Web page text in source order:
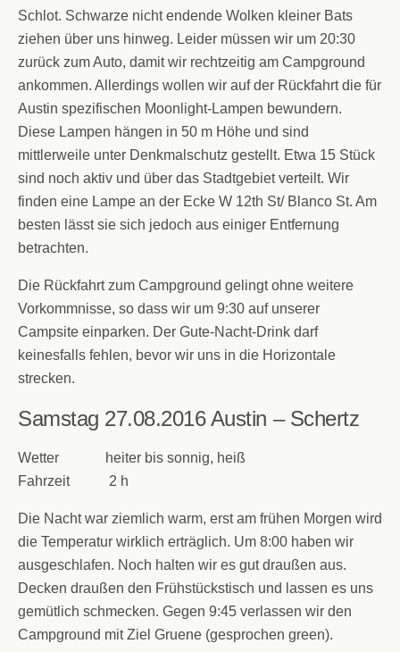
Schlot. Schwarze nicht endende Wolken kleiner Bats
ziehen über uns hinweg. Leider müssen wir um 20:30
zurück zum Auto, damit wir rechtzeitig am Campground
ankommen. Allerdings wollen wir auf der Rückfahrt die für
Austin spezifischen Moonlight-Lampen bewundern.
Diese Lampen hängen in 50 m Höhe und sind
mittlerweile unter Denkmalschutz gestellt. Etwa 15 Stück
sind noch aktiv und über das Stadtgebiet verteilt. Wir
finden eine Lampe an der Ecke W 12th St/ Blanco St. Am
besten lässt sie sich jedoch aus einiger Entfernung
betrachten.
Die Rückfahrt zum Campground gelingt ohne weitere
Vorkommnisse, so dass wir um 9:30 auf unserer
Campsite einparken. Der Gute-Nacht-Drink darf
keinesfalls fehlen, bevor wir uns in die Horizontale
strecken.
Samstag 27.08.2016Austin – Schertz
Wetter heiter bis sonnig, heiß
Fahrzeit 2 h
Die Nacht war ziemlich warm, erst am frühen Morgen wird
die Temperatur wirklich erträglich. Um 8:00 haben wir
ausgeschlafen. Noch halten wir es gut draußen aus.
Decken draußen den Frühstückstisch und lassen es uns
gemütlich schmecken. Gegen 9:45 verlassen wir den
Campground mit Ziel Gruene (gesprochen green).